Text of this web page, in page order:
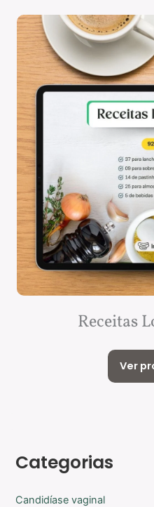
Receitas
Ver
Categorias
Candidíase vaginal